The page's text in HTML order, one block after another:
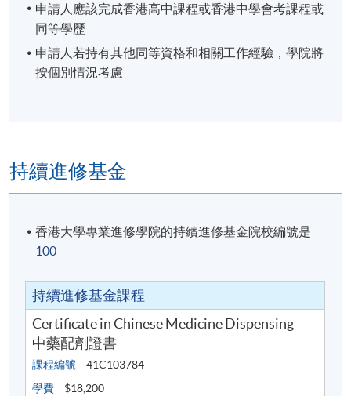
申請人應該完成香港高中課程或香港中學會考課程或
同等學歷
申請人若持有其他同等資格和相關工作經驗，學院將
按個別情況考慮
持續進修基金
香港大學專業進修學院的持續進修基金院校編號是
100
持續進修基金課程
Certificate in Chinese Medicine Dispensing
中藥配劑證書
課程編號
41C103784
學費
$18,200